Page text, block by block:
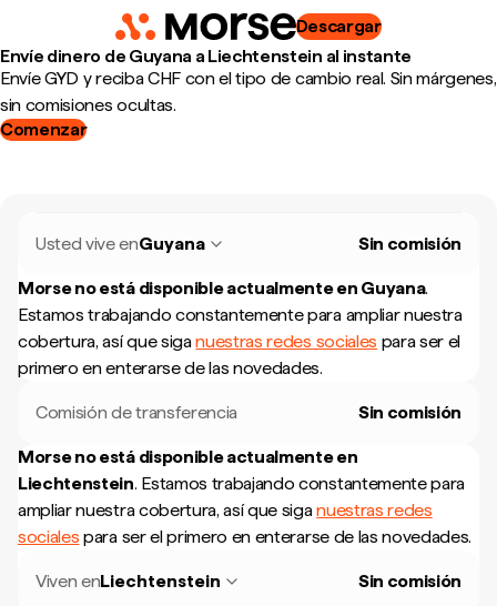
Descargar
Envíe dinero de Guyana a Liechtenstein al instante
Envíe GYD y reciba CHF con el tipo de cambio real. Sin márgenes,
sin comisiones ocultas.
Comenzar
Usted vive enGuyana Sin comisión
Morse no está disponible actualmente en Guyana.
Estamos trabajando constantemente para ampliar nuestra
cobertura, así que siganuestras redes sociales para ser el
primero en enterarse de las novedades.
Comisión de transferencia Sin comisión
Morse no está disponible actualmente en
Liechtenstein. Estamos trabajando constantemente para
ampliar nuestra cobertura, así que siganuestras redes
sociales para ser el primero en enterarse de las novedades.
Viven enLiechtenstein Sin comisión